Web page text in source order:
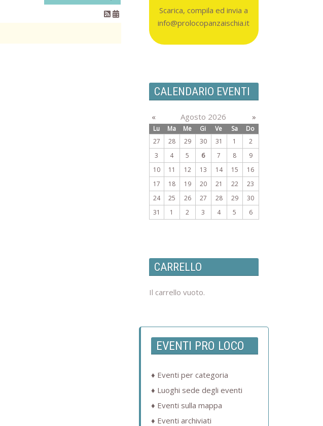
Scarica, compila ed invia a
info@prolocopanzaischia.it
CALENDARIO EVENTI
« Agosto 2026 »
Lu Ma Me Gi Ve Sa
Do
27
28 29 30 31 1
2
3
4 5 6 7 8
9
10
11 12 13 14 15
16
17
18 19 20 21 22
23
24
25 26 27 28 29
30
31
1 2 3 4 5 6
CARRELLO
Il carrello vuoto.
EVENTI PRO LOCO
Eventi per categoria
Luoghi sede degli eventi
Eventi sulla mappa
Eventi archiviati